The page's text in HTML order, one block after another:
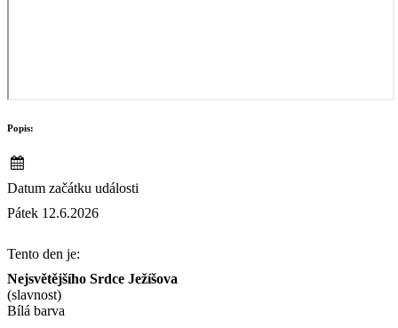
Popis:
Datum začátku události
Pátek 12.6.2026
Tento den je:
Nejsvětějšího Srdce Ježíšova
(slavnost)
Bílá barva